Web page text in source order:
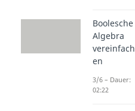
Boolesche
Algebra
vereinfach
en
3/6 – Dauer:
02:22